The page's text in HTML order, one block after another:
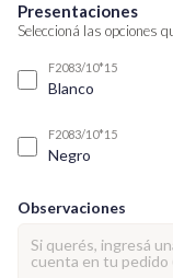
Presentaciones
Seleccioná las opciones
F2083/10*15
Blanco
F2083/10*15
Negro
Observaciones